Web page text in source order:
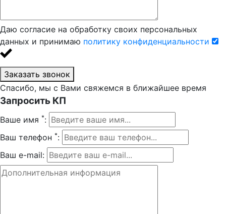
Даю согласие на обработку своих персональных
данных и принимаю политику конфиденциальности
Заказать звонок
Спасибо, мы с Вами свяжемся в ближайшее время
Запросить КП
Ваше имя *:
Ваш телефон *:
Ваш e-mail: